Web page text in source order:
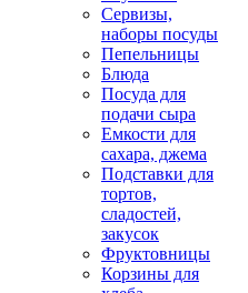
Сервизы,
наборы посуды
Пепельницы
Блюда
Посуда для
подачи сыра
Емкости для
сахара, джема
Подставки для
тортов,
сладостей,
закусок
Фруктовницы
Корзины для